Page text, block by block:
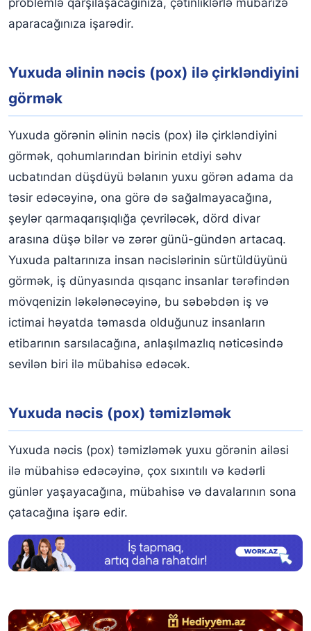
problemlə qarşılaşacağınıza, çətinliklərlə mübarizə
aparacağınıza işarədir.
Yuxuda əlinin nəcis (pox) ilə çirkləndiyini
görmək
Yuxuda görənin əlinin nəcis (pox) ilə çirkləndiyini
görmək, qohumlarından birinin etdiyi səhv
ucbatından düşdüyü bəlanın yuxu görən adama da
təsir edəcəyinə, ona görə də sağalmayacağına,
şeylər qarmaqarışıqlığa çevriləcək, dörd divar
arasına düşə bilər və zərər günü-gündən artacaq.
Yuxuda paltarınıza insan nəcislərinin sürtüldüyünü
görmək, iş dünyasında qısqanc insanlar tərəfindən
mövqenizin ləkələnəcəyinə, bu səbəbdən iş və
ictimai həyatda təmasda olduğunuz insanların
etibarının sarsılacağına, anlaşılmazlıq nəticəsində
sevilən biri ilə mübahisə edəcək.
Yuxuda nəcis (pox) təmizləmək
Yuxuda nəcis (pox) təmizləmək yuxu görənin ailəsi
ilə mübahisə edəcəyinə, çox sıxıntılı və kədərli
günlər yaşayacağına, mübahisə və davalarının sona
çatacağına işarə edir.